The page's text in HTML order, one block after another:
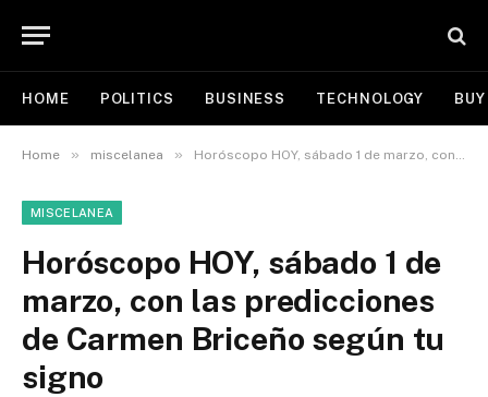
HOME POLITICS BUSINESS TECHNOLOGY
Home » miscelanea » Horóscopo HOY, sábado 1 de marzo, con las predicciones de Carmen Briceño según tu signo
MISCELANEA
Horóscopo HOY, sábado 1 de
marzo, con las predicciones
de Carmen Briceño según tu
signo